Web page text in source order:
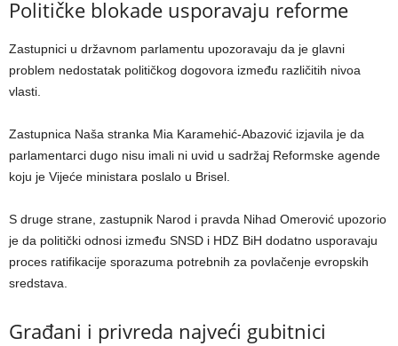
Političke blokade usporavaju reforme
Zastupnici u državnom parlamentu upozoravaju da je glavni
problem nedostatak političkog dogovora između različitih nivoa
vlasti.
Zastupnica Naša stranka Mia Karamehić-Abazović izjavila je da
parlamentarci dugo nisu imali ni uvid u sadržaj Reformske agende
koju je Vijeće ministara poslalo u Brisel.
S druge strane, zastupnik Narod i pravda Nihad Omerović upozorio
je da politički odnosi između SNSD i HDZ BiH dodatno usporavaju
proces ratifikacije sporazuma potrebnih za povlačenje evropskih
sredstava.
Građani i privreda najveći gubitnici